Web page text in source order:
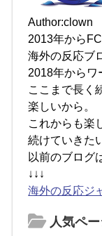
Author:clown
2013年から
海外の反応ブ
2018年からワ
ここまで長く
楽しいから。
これからも楽
続けていきた
以前のブログ
↓↓↓
海外の反応ジ
人気ペ